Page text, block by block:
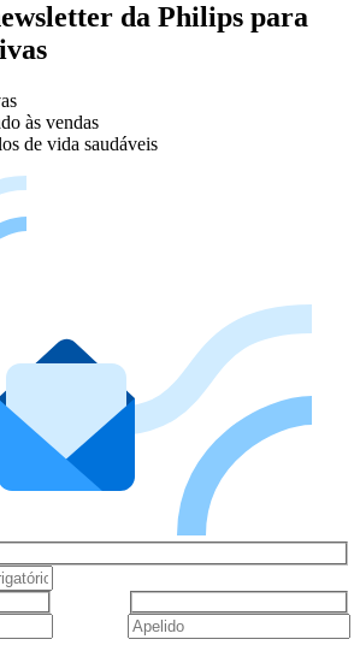
da Philips para
às vendas
de vida saudáveis